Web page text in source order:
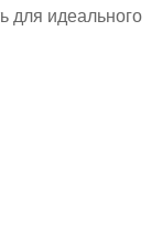
для идеального